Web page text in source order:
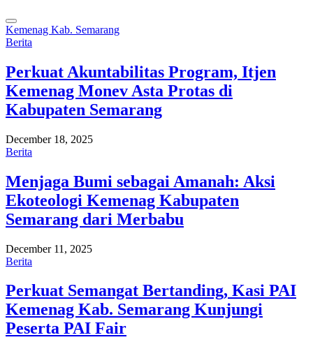
Kemenag Kab. Semarang
Berita
Perkuat Akuntabilitas Program, Itjen
Kemenag Monev Asta Protas di
Kabupaten Semarang
December 18, 2025
Berita
Menjaga Bumi sebagai Amanah: Aksi
Ekoteologi Kemenag Kabupaten
Semarang dari Merbabu
December 11, 2025
Berita
Perkuat Semangat Bertanding, Kasi PAI
Kemenag Kab. Semarang Kunjungi
Peserta PAI Fair